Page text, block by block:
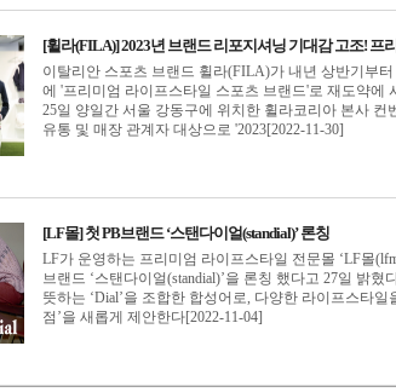
[휠라(FILA)] 2023년 브랜드 리포지셔닝 기대감 고조! 프
이탈리안 스포츠 브랜드 휠라(FILA)가 내년 상반기부
에 '프리미엄 라이프스타일 스포츠 브랜드'로 재도약에
25일 양일간 서울 강동구에 위치한 휠라코리아 본사
유통 및 매장 관계자 대상으로 '2023[2022-11-30]
[LF몰] 첫 PB브랜드 ‘스탠다이얼(standial)’ 론칭
LF가 운영하는 프리미엄 라이프스타일 전문몰 ‘LF몰
브랜드 ‘스탠다이얼(standial)’을 론칭 했다고 27일 밝
뜻하는 ‘Dial’을 조합한 합성어로, 다양한 라이프스타
점’을 새롭게 제안한다[2022-11-04]